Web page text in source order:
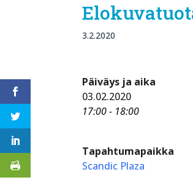
3.2.2020
Päiväys ja aika
03.02.2020
17:00 - 18:00
Tapahtumapaikka
Scandic Plaza